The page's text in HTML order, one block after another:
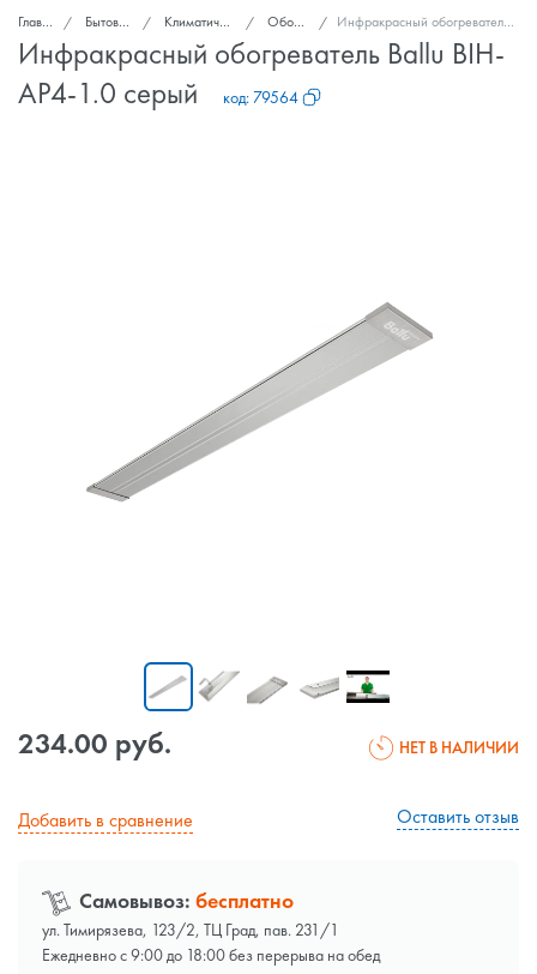
Главная Бытовая техника Климатическая техника Обогреватели Инфракрасный обогреватель Ballu BIH-AP4-1.0 серый
Инфракрасный обогреватель Ballu BIH-
AP4-1.0 серый
код: 79564
234.00 руб. НЕТ В НАЛИЧИИ
Добавить в сравнение Оставить отзыв
Самовывоз: бесплатно
ул. Тимирязева, 123/2, ТЦ Град, пав. 231/1
Ежедневно с 9:00 до 18:00 без перерыва на обед